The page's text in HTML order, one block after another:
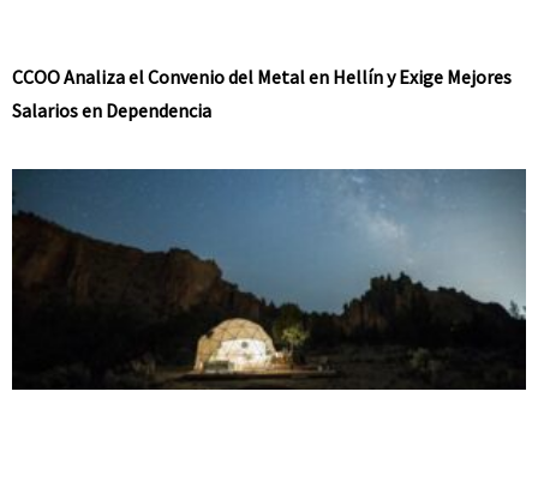
CCOO Analiza el Convenio del Metal en Hellín y Exige Mejores
Salarios en Dependencia